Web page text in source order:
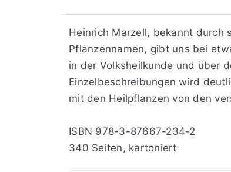
Heinrich Marzell, bekannt durch
Pflanzennamen, gibt uns bei
in der Volksheilkunde und über
Einzelbeschreibungen wird
mit den Heilpflanzen von den
ISBN 978-3-87667-234-2
340 Seiten, kartoniert